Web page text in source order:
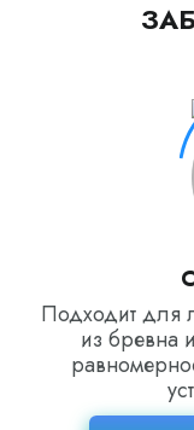
Подходит для
из бревна